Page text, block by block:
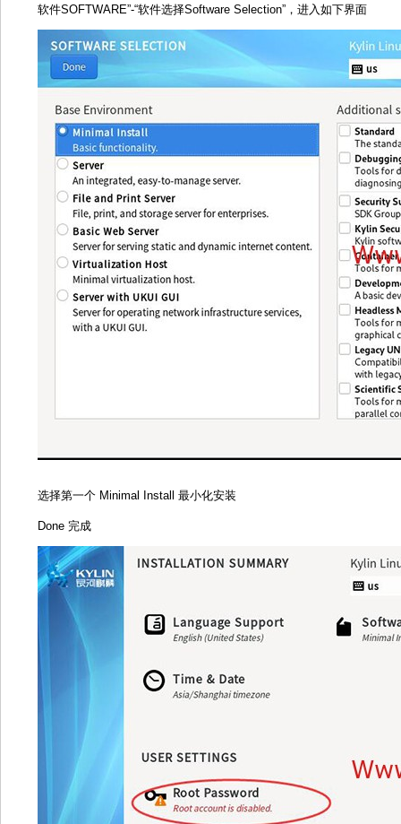
软件SOFTWARE”-“软件选择Software Selection”，进入如下界面
选择第一个 Minimal Install 最小化安装
Done 完成